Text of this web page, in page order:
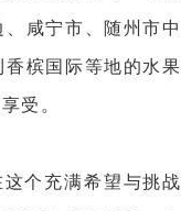
咸宁市、随州市中
槟国际等地的水果
受。
个充满希望与挑战